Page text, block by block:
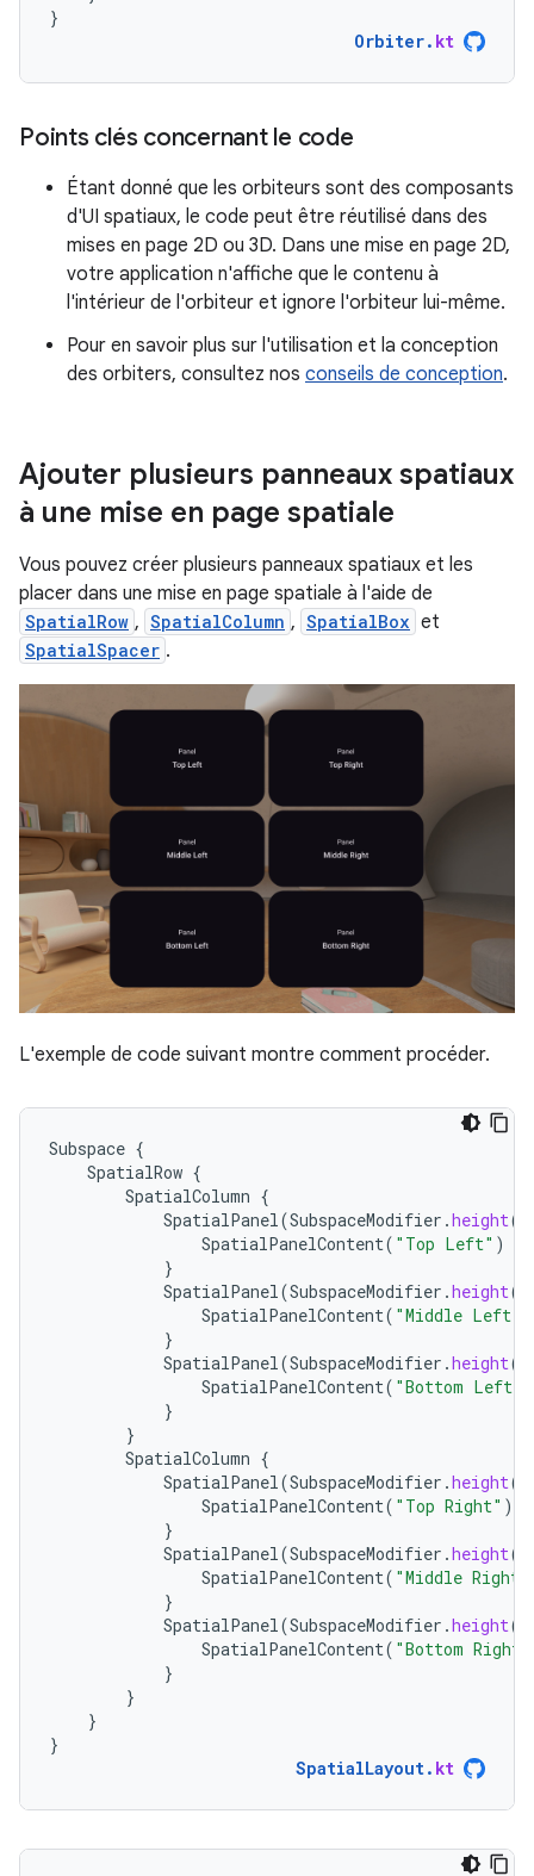
}
Orbiter. kt
Points clés concernant le code
Étant donné que les orbiteurs sont des composants
d'UI spatiaux, le code peut être réutilisé dans des
mises en page 2D ou 3D. Dans une mise en page 2D,
votre application n'affiche que le contenu à
l'intérieur de l'orbiteur et ignore l'orbiteur lui-même.
Pour en savoir plus sur l'utilisation et la conception
des orbiters, consultez nos conseils de conception.
Ajouter plusieurs panneaux spatiaux
à une mise en page spatiale
Vous pouvez créer plusieurs panneaux spatiaux et les
placer dans une mise en page spatiale à l'aide de
SpatialRow , SpatialColumn , SpatialBox et
SpatialSpacer .
L'exemple de code suivant montre comment procéder.
Subspace {
SpatialRow {
SpatialColumn {
SpatialPanel (SubspaceModifier .height(
SpatialPanelContent( "Top Left" )
}
SpatialPanel (SubspaceModifier .height(
SpatialPanelContent( "Middle Left"
}
SpatialPanel (SubspaceModifier .height(
SpatialPanelContent( "Bottom Left"
}
}
SpatialColumn {
SpatialPanel (SubspaceModifier .height(
SpatialPanelContent( "Top Right" )
}
SpatialPanel (SubspaceModifier .height(
SpatialPanelContent( "Middle Right"
}
SpatialPanel (SubspaceModifier .height(
SpatialPanelContent( "Bottom Right"
}
}
}
}
SpatialLayout. kt